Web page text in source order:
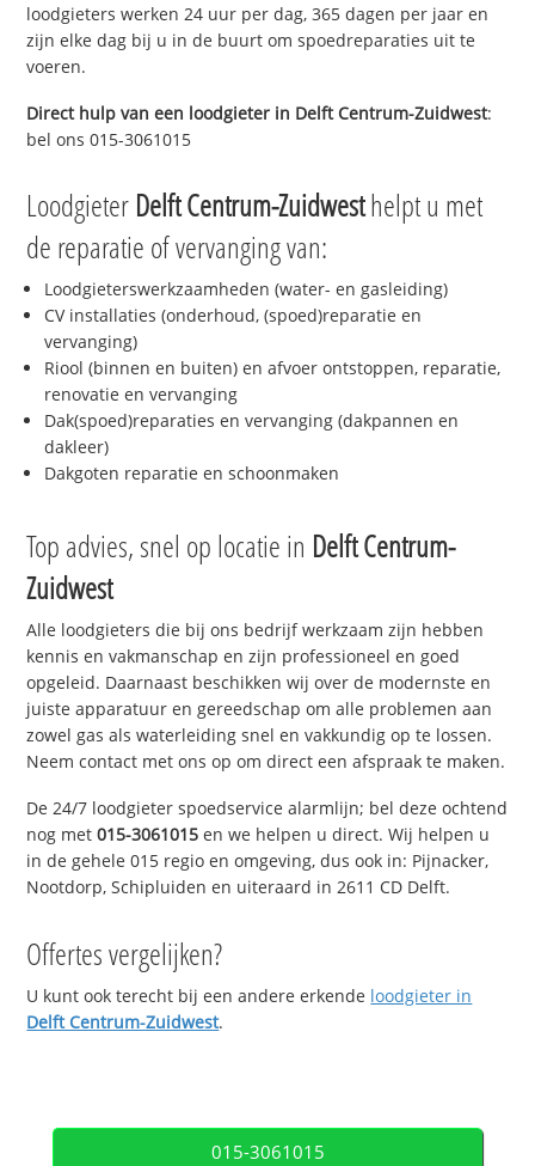
loodgieters werken 24 uur per dag, 365 dagen per jaar en
zijn elke dag bij u in de buurt om spoedreparaties uit te
voeren.
Direct hulp van een loodgieter in Delft Centrum-Zuidwest:
bel ons 015-3061015
Loodgieter Delft Centrum-Zuidwesthelpt u met
de reparatie of vervanging van:
Loodgieterswerkzaamheden (water- en gasleiding)
CV installaties (onderhoud, (spoed)reparatie en
vervanging)
Riool (binnen en buiten) en afvoer ontstoppen, reparatie,
renovatie en vervanging
Dak(spoed)reparaties en vervanging (dakpannen en
dakleer)
Dakgoten reparatie en schoonmaken
Top advies, snel op locatie in Delft Centrum-
Zuidwest
Alle loodgieters die bij ons bedrijf werkzaam zijn hebben
kennis en vakmanschap en zijn professioneel en goed
opgeleid. Daarnaast beschikken wij over de modernste en
juiste apparatuur en gereedschap om alle problemen aan
zowel gas als waterleiding snel en vakkundig op te lossen.
Neem contact met ons op om direct een afspraak te maken.
De 24/7 loodgieter spoedservice alarmlijn; bel deze ochtend
nog met015-3061015 en we helpen u direct. Wij helpen u
in de gehele 015 regio en omgeving, dus ook in: Pijnacker,
Nootdorp, Schipluiden en uiteraard in 2611 CD Delft.
Offertes vergelijken?
U kunt ook terecht bij een andere erkende loodgieter in
Delft Centrum-Zuidwest.
015-3061015